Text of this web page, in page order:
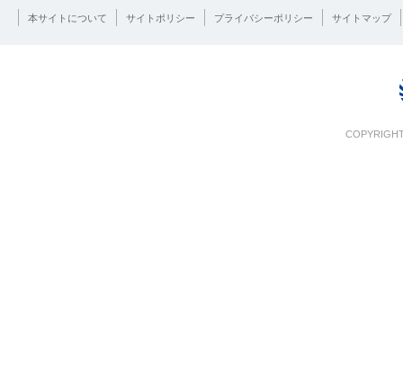
本サイトについて サイトポリシー プライバシーポリシー サイトマップ